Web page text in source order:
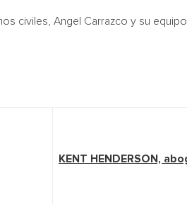
civiles, Angel Carrazco y su
KENT HENDERSON,